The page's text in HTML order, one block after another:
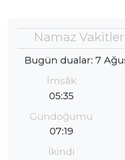
Namaz
Bugün dualar: 7
İmsâk
05:35
Gündoğumu
07:19
İkindi